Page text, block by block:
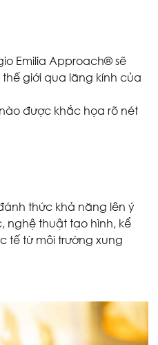
Emilia Approach® sẽ
giới qua lăng kính của
được khắc họa rõ nét
thức khả năng lên ý
nghệ thuật tạo hình, kể
tế từ môi trường xung